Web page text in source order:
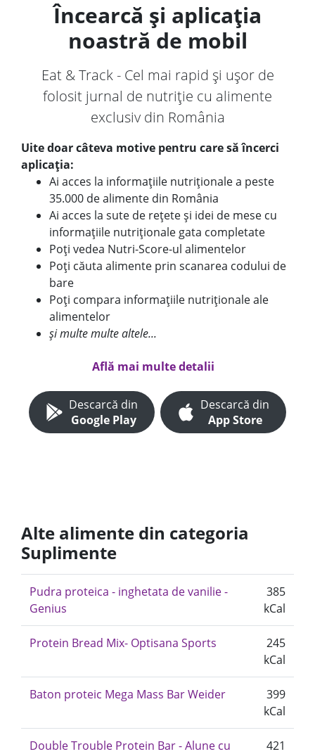
Încearcă și aplicația
noastră de mobil
Eat & Track - Cel mai rapid și ușor de
folosit jurnal de nutriție cu alimente
exclusiv din România
Uite doar câteva motive pentru care să încerci
aplicația:
Ai acces la informațiile nutriționale a peste
35.000 de alimente din România
Ai acces la sute de rețete și idei de mese cu
informațiile nutriționale gata completate
Poți vedea Nutri-Score-ul alimentelor
Poți căuta alimente prin scanarea codului de
bare
Poți compara informațiile nutriționale ale
alimentelor
și multe multe altele...
Află mai multe detalii
Descarcă din
Google Play
Descarcă din
App Store
Alte alimente din categoria
Suplimente
Pudra proteica - inghetata de vanilie -
Genius
385
kCal
Protein Bread Mix- Optisana Sports
245
kCal
Baton proteic Mega Mass Bar Weider
399
kCal
Double Trouble Protein Bar - Alune cu
421